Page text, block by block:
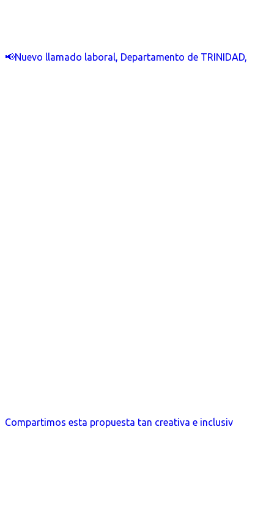
📢Nuevo llamado laboral, Departamento de TRINIDAD,
Compartimos esta propuesta tan creativa e inclusiv